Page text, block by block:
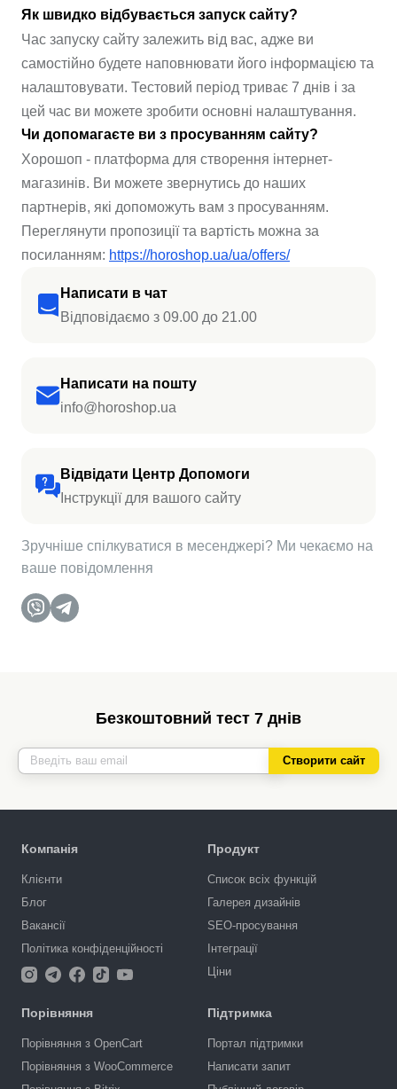
Написати в чат
Відповідаємо з 09.00 до 21.00
Написати на пошту
info@horoshop.ua
Відвідати Центр Допомоги
Інструкції для вашого сайту
Зручніше спілкуватися в месенджері? Ми чекаємо на
ваше повідомлення
Як швидко відбувається запуск сайту?
Час запуску сайту залежить від вас, адже ви
самостійно будете наповнювати його інформацією та
налаштовувати. Тестовий період триває 7 днів і за
цей час ви можете зробити основні налаштування.
Чи допомагаєте ви з просуванням сайту?
Хорошоп - платформа для створення інтернет-
магазинів. Ви можете звернутись до наших
партнерів, які допоможуть вам з просуванням.
Переглянути пропозиції та вартість можна за
посиланням: https://horoshop.ua/ua/offers/
Безкоштовний тест 7 днів
Створити сайт
Компанія
Клієнти
Блог
Вакансії
Політика конфіденційності
Продукт
Список всіх функцій
Галерея дизайнів
SEO-просування
Інтеграції
Ціни
Порівняння
Порівняння з OpenCart
Порівняння з WooCommerce
Підтримка
Портал підтримки
Написати запит